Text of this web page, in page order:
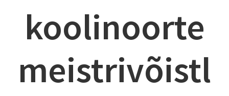
koolinoorte
meistrivõistl